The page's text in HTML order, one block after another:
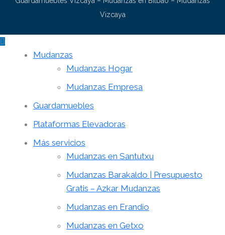
Vizcaya
Mudanzas
Mudanzas Hogar
Mudanzas Empresa
Guardamuebles
Plataformas Elevadoras
Más servicios
Mudanzas en Santutxu
Mudanzas Barakaldo | Presupuesto
Gratis – Azkar Mudanzas
Mudanzas en Erandio
Mudanzas en Getxo